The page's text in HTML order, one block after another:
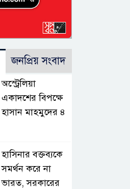
জনপ্রিয় সংবাদ
অস্ট্রেলিয়া
একাদশের বিপক্ষে
হাসান মাহমুদের ৪
হাসিনার বক্তব্যকে
সমর্থন করে না
ভারত, সরকারের